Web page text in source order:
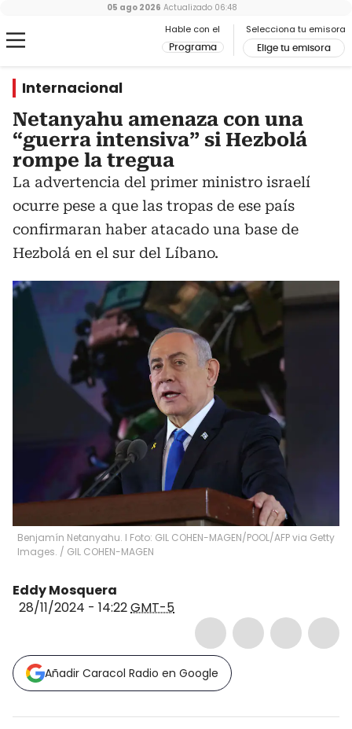
Hable con el
Programa
Selecciona tu emisora
Elige tu emisora
05 ago 2026 Actualizado 06:48
Internacional
Netanyahu amenaza con una
“guerra intensiva” si Hezbolá
rompe la tregua
La advertencia del primer ministro israelí
ocurre pese a que las tropas de ese país
confirmaran haber atacado una base de
Hezbolá en el sur del Líbano.
Benjamín Netanyahu. I Foto: GIL COHEN-MAGEN/POOL/AFP via Getty
Images. / GIL COHEN-MAGEN
Eddy Mosquera
28/11/2024 - 14:22GMT-5
Añadir Caracol Radio en Google